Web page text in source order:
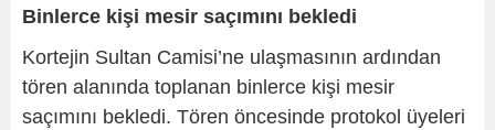
Binlerce kişi mesir saçımını bekledi
Kortejin Sultan Camisi’ne ulaşmasının ardından
tören alanında toplanan binlerce kişi mesir
saçımını bekledi. Tören öncesinde protokol üyeleri